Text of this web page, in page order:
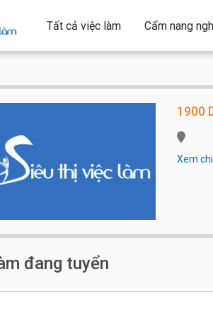
Tất cả việc làm Cẩm nang
1900
Qui mô
Xem
đang tuyển